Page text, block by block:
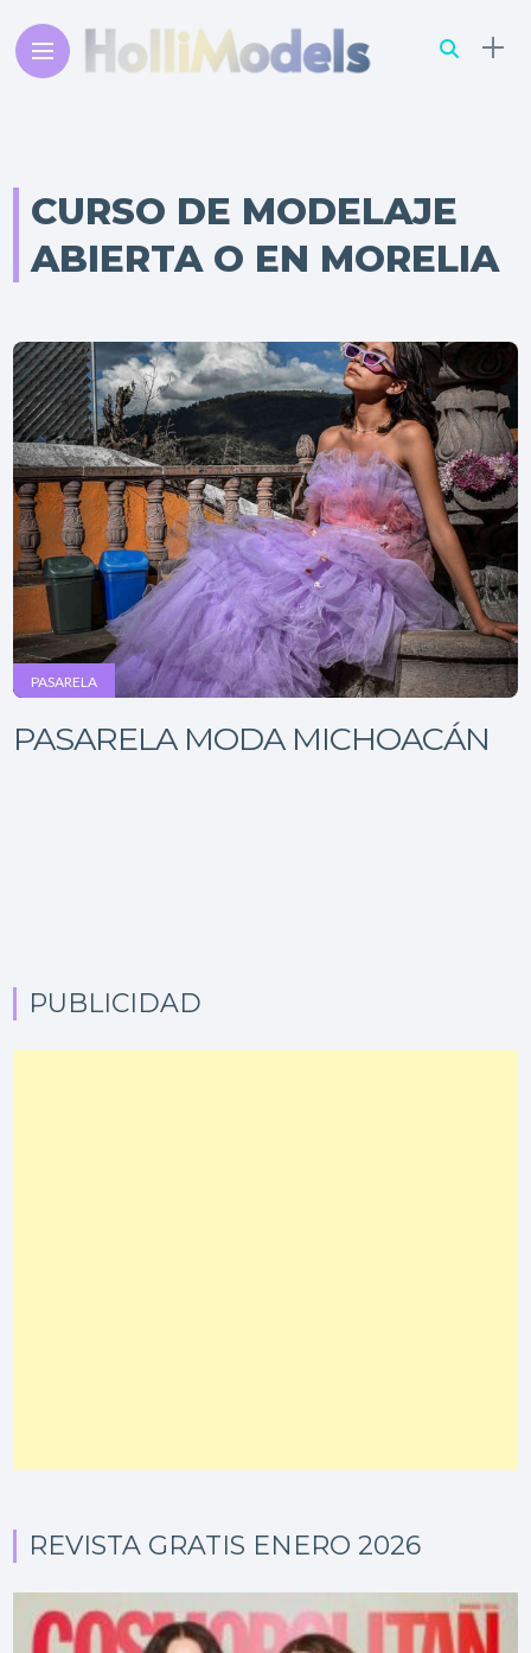
CURSO DE MODELAJE
ABIERTA O EN MORELIA
PASARELA
PASARELA MODA MICHOACÁN
PUBLICIDAD
REVISTA GRATIS ENERO 2026